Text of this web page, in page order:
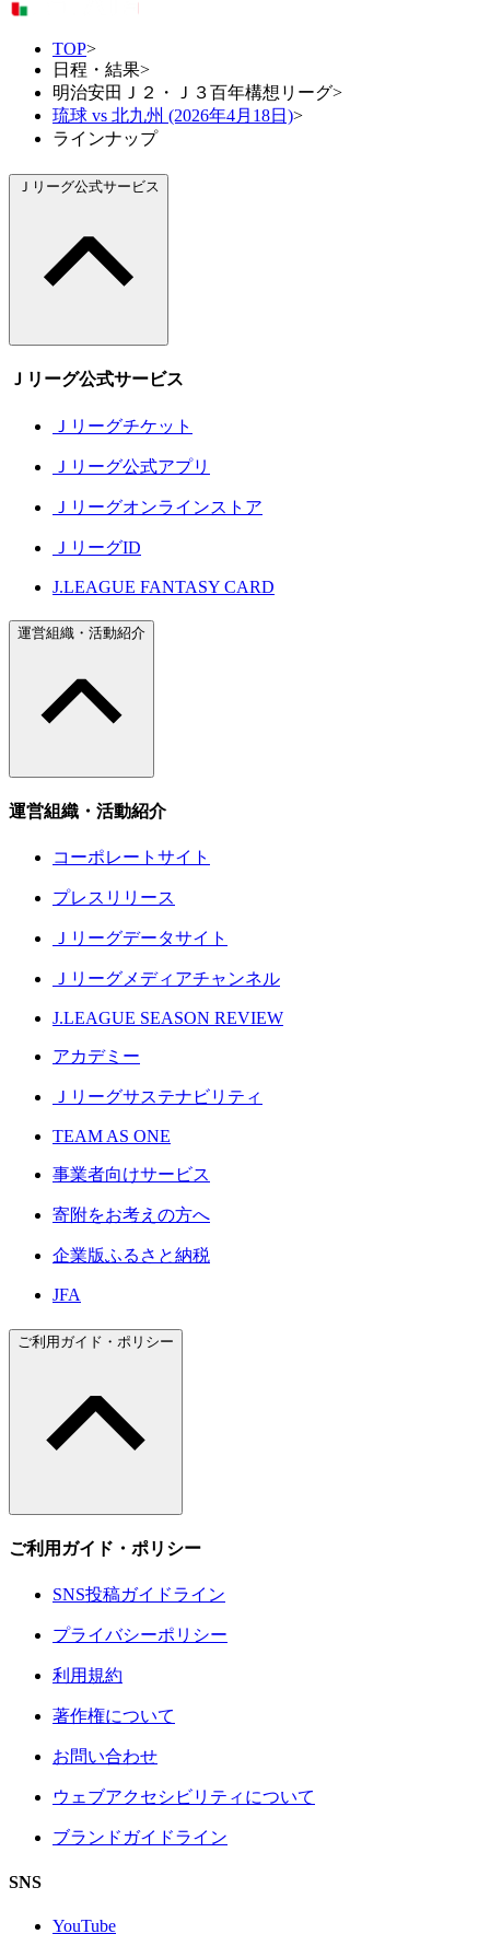
TOP>
日程・結果>
明治安田Ｊ２・Ｊ３百年構想リーグ>
琉球 vs 北九州 (2026年4月18日)>
ラインナップ
Ｊリーグ公式サービス
Ｊリーグ公式サービス
Ｊリーグチケット
Ｊリーグ公式アプリ
Ｊリーグオンラインストア
ＪリーグID
J.LEAGUE FANTASY CARD
運営組織・活動紹介
運営組織・活動紹介
コーポレートサイト
プレスリリース
Ｊリーグデータサイト
Ｊリーグメディアチャンネル
J.LEAGUE SEASON REVIEW
アカデミー
Ｊリーグサステナビリティ
TEAM AS ONE
事業者向けサービス
寄附をお考えの方へ
企業版ふるさと納税
JFA
ご利用ガイド・ポリシー
ご利用ガイド・ポリシー
SNS投稿ガイドライン
プライバシーポリシー
利用規約
著作権について
お問い合わせ
ウェブアクセシビリティについて
ブランドガイドライン
SNS
YouTube